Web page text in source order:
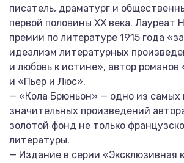
писатель, драматург и
первой половины XX века. Лауреат
премии по литературе 1915 года
идеализм литературных
и любовь к истине», автор
и «Пьер и Люс».
— «Кола Брюньон» — одно из самых
значительных произведений
золотой фонд не только
литературы.
— Издание в серии «Эксклюзивная